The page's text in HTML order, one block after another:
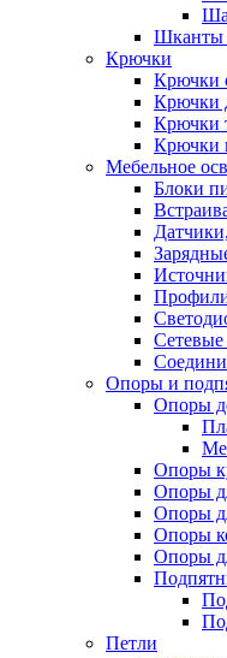
Шканты
Крючки
Крючки
Крючки
Крючки
Крючки
Мебельное
Блоки
Опоры и
Опоры
Опоры
Опоры
Опоры
Опоры
Опоры
Петли